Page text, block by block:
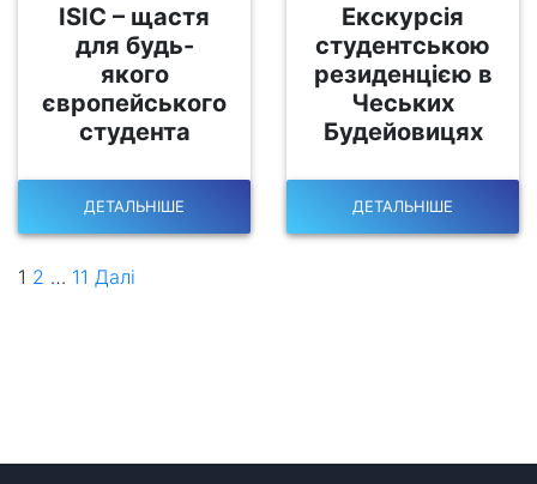
ISIC – щастя
для будь-
якого
європейського
студента
ДЕТАЛЬНІШЕ
Екскурсія
студентською
резиденцією в
Чеських
Будейовицях
ДЕТАЛЬНІШЕ
1 2 … 11 Далі